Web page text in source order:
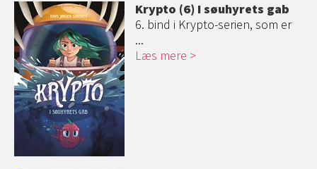
Krypto (6) I søuhyrets gab
6. bind i Krypto-serien, som er
...
Læs mere